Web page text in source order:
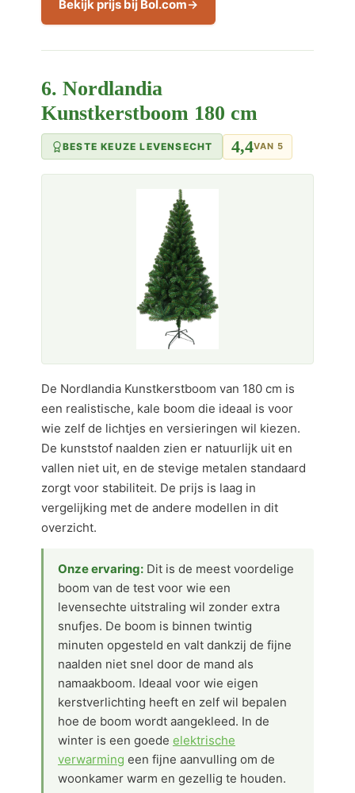
Bekijk prijs bij Bol.com
6. Nordlandia
Kunstkerstboom 180 cm
BESTE KEUZE LEVENSECHT 4,4VAN 5
De Nordlandia Kunstkerstboom van 180 cm is
een realistische, kale boom die ideaal is voor
wie zelf de lichtjes en versieringen wil kiezen.
De kunststof naalden zien er natuurlijk uit en
vallen niet uit, en de stevige metalen standaard
zorgt voor stabiliteit. De prijs is laag in
vergelijking met de andere modellen in dit
overzicht.
Onze ervaring: Dit is de meest voordelige
boom van de test voor wie een
levensechte uitstraling wil zonder extra
snufjes. De boom is binnen twintig
minuten opgesteld en valt dankzij de fijne
naalden niet snel door de mand als
namaakboom. Ideaal voor wie eigen
kerstverlichting heeft en zelf wil bepalen
hoe de boom wordt aangekleed. In de
winter is een goede elektrische
verwarming een fijne aanvulling om de
woonkamer warm en gezellig te houden.